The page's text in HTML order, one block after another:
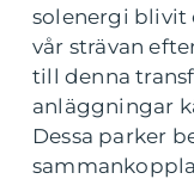
solenergi blivit
vår strävan
till denna
anläggningar
Dessa parker